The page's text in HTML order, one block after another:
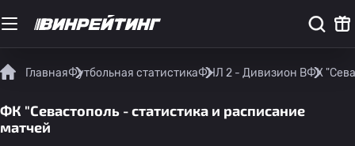
ГлавнаяФутбольная статистикаФНЛ 2 - Дивизион BФК
ФК "Севастополь - статистика и расписание
матчей